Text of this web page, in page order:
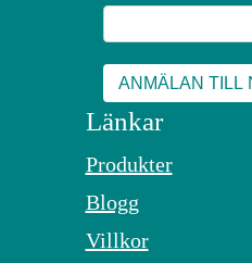
Länkar
Produkter
Blogg
Villkor